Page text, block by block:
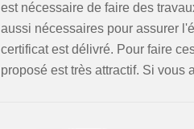
est nécessaire de faire des
aussi nécessaires pour assurer
certificat est délivré. Pour faire
proposé est très attractif. Si vous